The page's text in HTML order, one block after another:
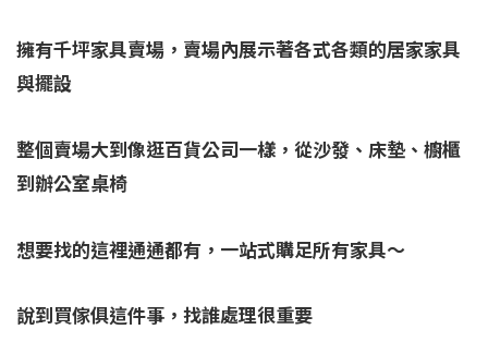
擁有千坪家具賣場，賣場內展示著各式各類的居家家具
與擺設
整個賣場大到像逛百貨公司一樣，從沙發、床墊、櫥櫃
到辦公室桌椅
想要找的這裡通通都有，一站式購足所有家具～
說到買傢俱這件事，找誰處理很重要